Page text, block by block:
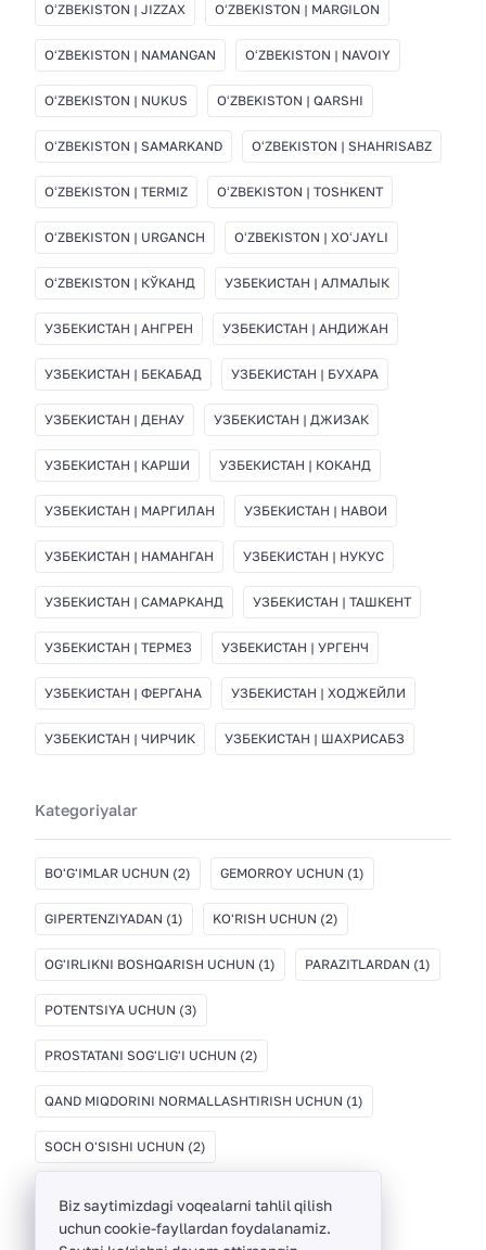
OʻZBEKISTON | JIZZAX OʻZBEKISTON | MARGILON
OʻZBEKISTON | NAMANGAN OʻZBEKISTON | NAVOIY
OʻZBEKISTON | NUKUS OʻZBEKISTON | QARSHI
OʻZBEKISTON | SAMARKAND OʻZBEKISTON | SHAHRISABZ
OʻZBEKISTON | TERMIZ OʻZBEKISTON | TOSHKENT
OʻZBEKISTON | URGANCH OʻZBEKISTON | XOʻJAYLI
OʻZBEKISTON | КЎКАНД УЗБЕКИСТАН | АЛМАЛЫК
УЗБЕКИСТАН | АНГРЕН УЗБЕКИСТАН | АНДИЖАН
УЗБЕКИСТАН | БЕКАБАД УЗБЕКИСТАН | БУХАРА
УЗБЕКИСТАН | ДЕНАУ УЗБЕКИСТАН | ДЖИЗАК
УЗБЕКИСТАН | КАРШИ УЗБЕКИСТАН | КОКАНД
УЗБЕКИСТАН | МАРГИЛАН УЗБЕКИСТАН | НАВОИ
УЗБЕКИСТАН | НАМАНГАН УЗБЕКИСТАН | НУКУС
УЗБЕКИСТАН | САМАРКАНД УЗБЕКИСТАН | ТАШКЕНТ
УЗБЕКИСТАН | ТЕРМЕЗ УЗБЕКИСТАН | УРГЕНЧ
УЗБЕКИСТАН | ФЕРГАНА УЗБЕКИСТАН | ХОДЖЕЙЛИ
УЗБЕКИСТАН | ЧИРЧИК УЗБЕКИСТАН | ШАХРИСАБЗ
Kategoriyalar
BO'G'IMLAR UCHUN (2) GEMORROY UCHUN (1)
GIPERTENZIYADAN (1) KO'RISH UCHUN (2)
OG'IRLIKNI BOSHQARISH UCHUN (1) PARAZITLARDAN (1)
POTENTSIYA UCHUN (3)
PROSTATANI SOG'LIG'I UCHUN (2)
QAND MIQDORINI NORMALLASHTIRISH UCHUN (1)
SOCH O'SISHI UCHUN (2)
Biz saytimizdagi voqealarni tahlil qilish
uchun cookie-fayllardan foydalanamiz.